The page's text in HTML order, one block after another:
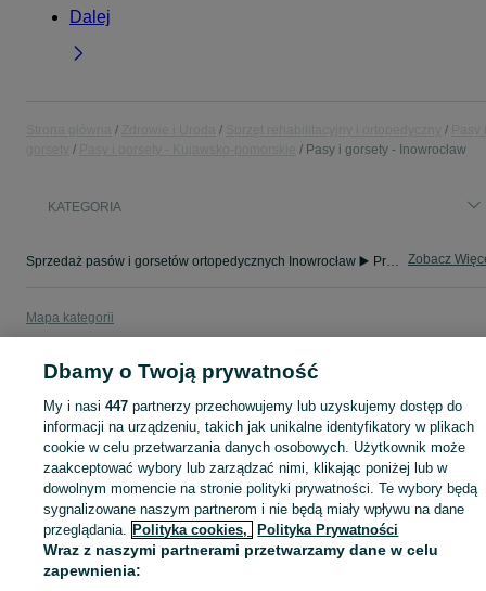
Dalej
Pasy i gorsety - Inowrocław
KATEGORIA
Sprzedaż pasów i gorsetów ortopedycznych Inowrocław ▶️ Produkty lędźwiowe i korekcyjne ✅ Nowe i używane w atrakcyjnych cenach ☝ Znajdź oferty na OLX.pl! Zobacz
Mapa kategorii
Mapa ministron
Popularne wyszukiwania
Dbamy o Twoją prywatność
My i nasi447 partnerzy przechowujemy lub uzyskujemy dostęp do
informacji na urządzeniu, takich jak unikalne identyfikatory w plikach
cookie w celu przetwarzania danych osobowych. Użytkownik może
zaakceptować wybory lub zarządzać nimi, klikając poniżej lub w
dowolnym momencie na stronie polityki prywatności. Te wybory będą
sygnalizowane naszym partnerom i nie będą miały wpływu na dane
przeglądania. Polityka cookies, Polityka Prywatności
Wraz z naszymi partnerami przetwarzamy dane w celu
zapewnienia: